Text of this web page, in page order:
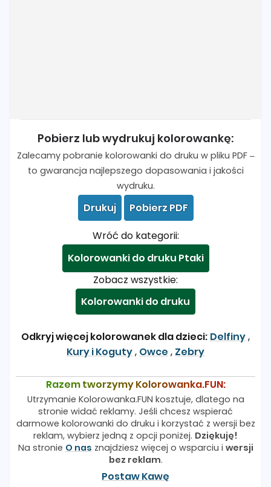
Pobierz lub wydrukuj kolorowankę:
Zalecamy pobranie kolorowanki do druku w pliku PDF –
to gwarancja najlepszego dopasowania i jakości
wydruku.
Drukuj
Pobierz PDF
Wróć do kategorii:
Kolorowanki do druku Ptaki
Zobacz wszystkie:
Kolorowanki do druku
Odkryj więcej kolorowanek dla dzieci: Delfiny,
Kury i Koguty, Owce , Zebry
Razem tworzymy Kolorowanka.FUN:
Utrzymanie Kolorowanka.FUN kosztuje, dlatego na
stronie widać reklamy. Jeśli chcesz wspierać
darmowe kolorowanki do druku i korzystać z wersji bez
reklam, wybierz jedną z opcji poniżej. Dziękuję!
Na stronie O nas znajdziesz więcej o wsparciu i wersji
bez reklam.
Postaw Kawę